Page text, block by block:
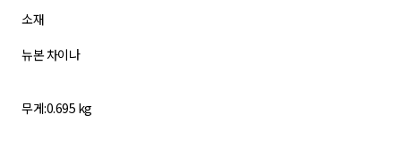
소재
뉴본 차이나
무게:0.695 kg